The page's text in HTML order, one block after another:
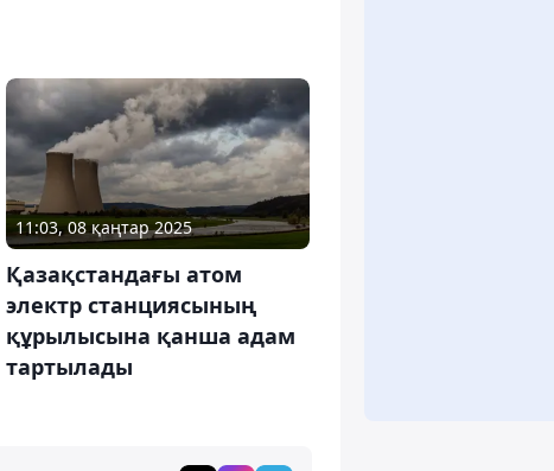
11:03, 08 қаңтар 2025
Қазақстандағы атом
электр станциясының
құрылысына қанша адам
тартылады